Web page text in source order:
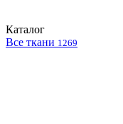
Каталог
Все ткани 1269